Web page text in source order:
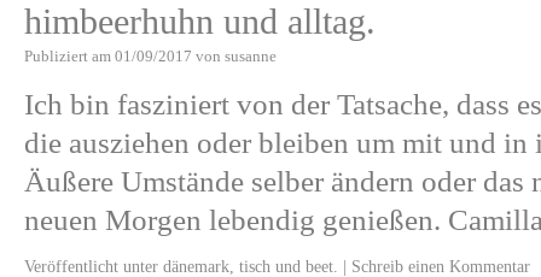
himbeerhuhn und alltag.
Publiziert am 01/09/2017 von susanne
Ich bin fasziniert von der Tatsache, dass
die ausziehen oder bleiben um mit und in
Äußere Umstände selber ändern oder
neuen Morgen lebendig genießen.
Veröffentlicht unter dänemark tisch und beet. | Schreib einen Kommentar